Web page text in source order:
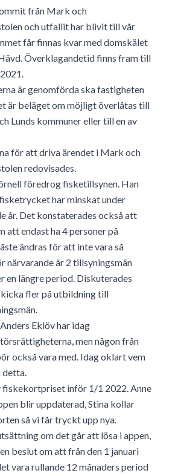
från Mark och
och utfallit har blivit till vår
får finnas kvar med domskälet
Överklagandetid finns fram till
är genomförda ska fastigheten
är beläget om möjligt överlåtas till
Lunds kommuner eller till en av
för att driva ärendet i Mark och
redovisades.
föredrog fisketillsynen. Han
har minskat under
år. Det konstaterades också att
att endast ha 4 personer på
ändras för att inte vara så
närvarande är 2 tillsyningsmän
en längre period. Diskuterades
fler på utbildning till
Eklöv har idag
men någon från
också vara med. Idag oklart vem
detta.
fiskekortpriset inför 1/1 2022. Anne
blir uppdaterad, Stina kollar
så vi får tryckt upp nya.
om det går att lösa i appen,
beslut om att från den 1 januari
vara rullande 12 månaders period